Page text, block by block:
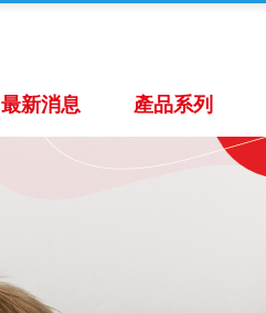
最新消息 產品系列